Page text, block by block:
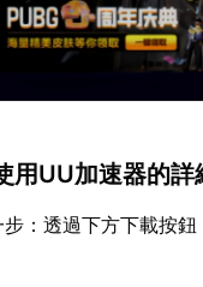
用UU加速器的詳
：透過下方下載按鈕